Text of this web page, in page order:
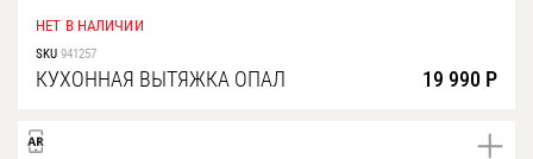
НЕТ В НАЛИЧИИ
SKU 941257
КУХОННАЯ ВЫТЯЖКА ОПАЛ 19 990 Р